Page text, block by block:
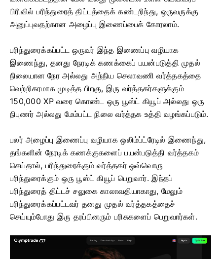
பிரிவில் பரிந்துரைத் திட்டத்தைக் கண்டறிந்து, ஒருவருக்கு
அனுப்புவதற்கான அழைப்பு இணைப்பைக் கோரலாம்.
பரிந்துரைக்கப்பட்ட ஒருவர் இந்த இணைப்பு வழியாக
இணைந்து, தனது நேரடிக் கணக்கைப் பயன்படுத்தி முதல்
நிலையான நேர அல்லது அந்நிய செலாவணி வர்த்தகத்தை
வெற்றிகரமாக முடித்த பிறகு, இரு வர்த்தகர்களுக்கும்
150,000 XP வரை கொண்ட ஒரு பூஸ்ட் கியூப் அல்லது ஒரு
நிபுணர் அல்லது மேம்பட்ட நிலை வர்த்தக உத்தி வழங்கப்படும்.
பலர் அழைப்பு இணைப்பு வழியாக ஒலிம்ப்ட்ரேடில் இணைந்து,
தங்களின் நேரடிக் கணக்குகளைப் பயன்படுத்தி வர்த்தகம்
செய்தால், பரிந்துரைக்கும் வர்த்தகர் ஒவ்வொரு
பரிந்துரைக்கும் ஒரு பூஸ்ட் கியூப் பெறுவார். இந்தப்
பரிந்துரைத் திட்டச் சலுகை காலாவதியாகாது, மேலும்
பரிந்துரைக்கப்பட்டவர் தனது முதல் வர்த்தகத்தைச்
செய்யும்போது இரு தரப்பினரும் பரிசுகளைப் பெறுவார்கள்.